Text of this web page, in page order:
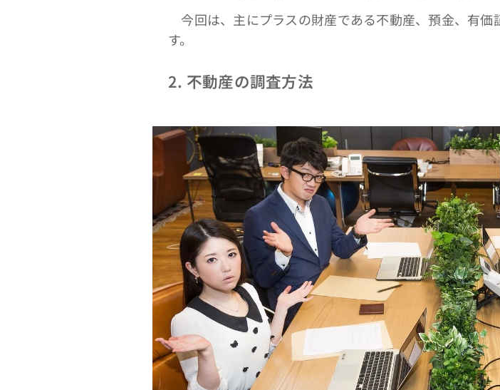
今回は、主にプラスの財産である不動産、預金、有価
す。
2. 不動産の調査方法